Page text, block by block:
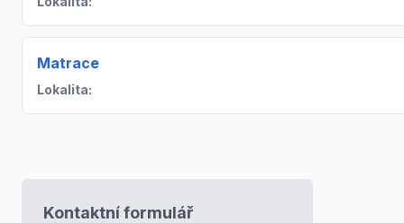
Matrace
Lokalita:
Kontaktní formulář